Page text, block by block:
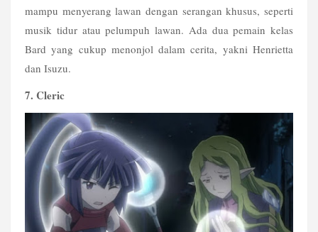
mampu menyerang lawan dengan serangan khusus, seperti
musik tidur atau pelumpuh lawan. Ada dua pemain kelas
Bard yang cukup menonjol dalam cerita, yakni Henrietta
dan Isuzu.
7. Cleric